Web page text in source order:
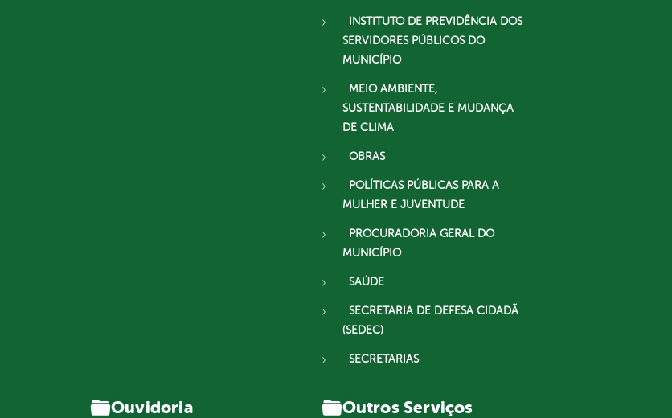
INSTITUTO DE PREVIDÊNCIA DOS
SERVIDORES PÚBLICOS DO
MUNICÍPIO
MEIO AMBIENTE,
SUSTENTABILIDADE E MUDANÇA
DE CLIMA
OBRAS
POLÍTICAS PÚBLICAS PARA A
MULHER E JUVENTUDE
PROCURADORIA GERAL DO
MUNICÍPIO
SAÚDE
SECRETARIA DE DEFESA CIDADÃ
(SEDEC)
SECRETARIAS
Ouvidoria Outros Serviços